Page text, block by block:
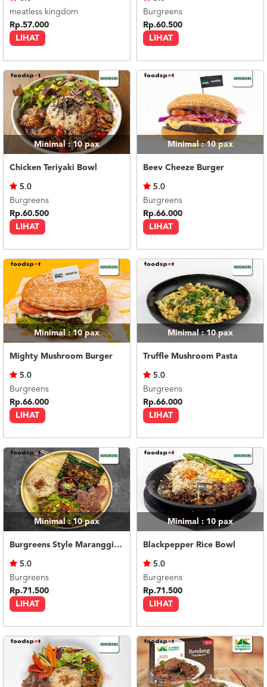
LIHAT
meatless kingdom
Rp.57.000
LIHAT
Burgreens
Rp.60.500
Minimal : 10pax
Chicken Teriyaki Bowl
LIHAT
5.0
Burgreens
Rp.60.500
Minimal : 10pax
Beev Cheeze Burger
LIHAT
5.0
Burgreens
Rp.66.000
Minimal : 10pax
Mighty Mushroom Burger
LIHAT
5.0
Burgreens
Rp.66.000
Minimal : 10pax
Truffle Mushroom Pasta
LIHAT
5.0
Burgreens
Rp.66.000
Minimal : 10pax
Burgreens Style Maranggi Satay Platter
LIHAT
5.0
Burgreens
Rp.71.500
Minimal : 10 pax
Blackpepper Rice Bowl
LIHAT
5.0
Burgreens
Rp.71.500